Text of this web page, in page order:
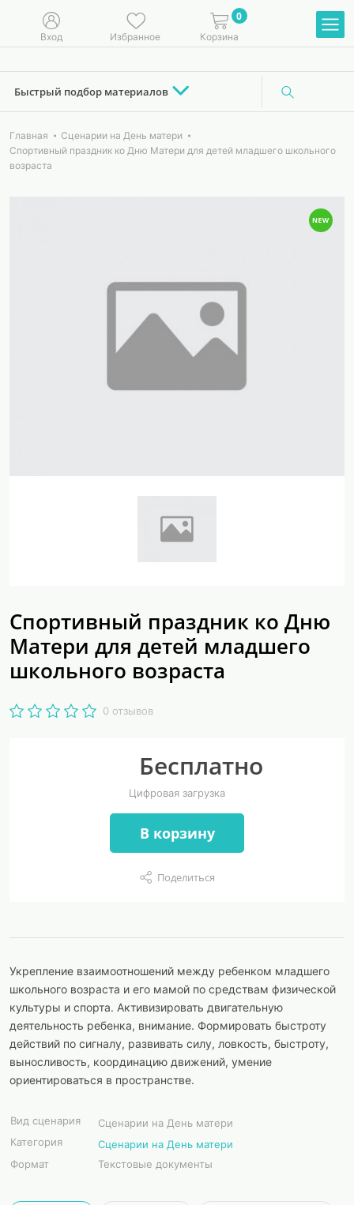
Вход Избранное
0
Корзина
Быстрый подбор материалов
Главная
Сценарии на День матери
Спортивный праздник ко Дню Матери для детей младшего школьного
возраста
Спортивный праздник ко Дню
Матери для детей младшего
школьного возраста
0 отзывов
Бесплатно
Цифровая загрузка
В корзину
Поделиться
Укрепление взаимоотношений между ребенком младшего
школьного возраста и его мамой по средствам физической
культуры и спорта. Активизировать двигательную
деятельность ребенка, внимание. Формировать быстроту
действий по сигналу, развивать силу, ловкость, быстроту,
выносливость, координацию движений, умение
ориентироваться в пространстве.
Вид сценария
Сценарии на День матери
Категория
Сценарии на День матери
Формат
Текстовые документы